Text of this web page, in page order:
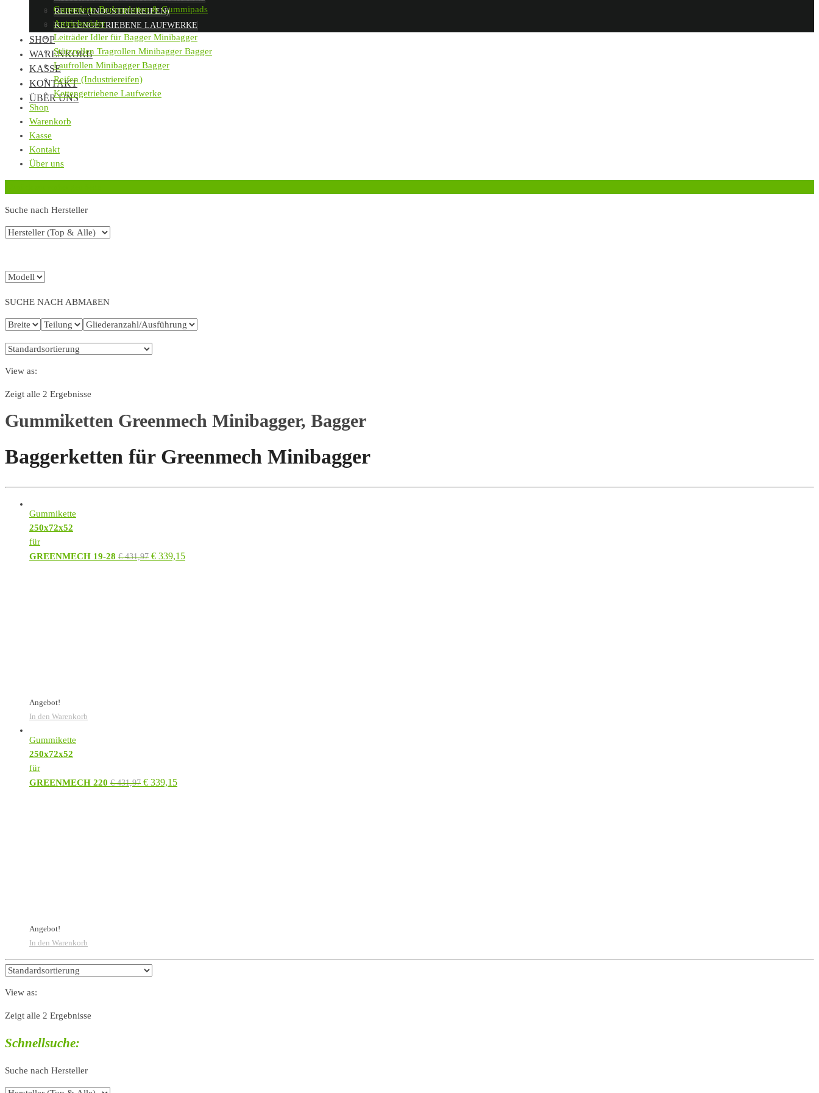
REIFEN (INDUSTRIEREIFEN)
KETTENGETRIEBENE LAUFWERKE
SHOP
WARENKORB
KASSE
KONTAKT
ÜBER UNS
Gummierte Bodenplatten & Gummipads
Antriebsräder
Leiträder Idler für Bagger Minibagger
Stützrollen Tragrollen Minibagger Bagger
Laufrollen Minibagger Bagger
Reifen (Industriereifen)
Kettengetriebene Laufwerke
Shop
Warenkorb
Kasse
Kontakt
Über uns
Suche nach Hersteller
SUCHE NACH ABMAßEN
View as:
Zeigt alle 2 Ergebnisse
Gummiketten Greenmech Minibagger, Bagger
Baggerketten für Greenmech Minibagger
Gummikette
250x72x52
für
GREENMECH 19-28 €431,97 € 339,15
Angebot!
In den Warenkorb
Gummikette
250x72x52
für
GREENMECH 220 €431,97 € 339,15
Angebot!
In den Warenkorb
View as:
Zeigt alle 2 Ergebnisse
Schnellsuche:
Suche nach Hersteller